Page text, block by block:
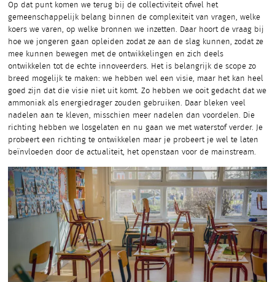
Op dat punt komen we terug bij de collectiviteit ofwel het
gemeenschappelijk belang binnen de complexiteit van vragen, welke
koers we varen, op welke bronnen we inzetten. Daar hoort de vraag bij
hoe we jongeren gaan opleiden zodat ze aan de slag kunnen, zodat ze
mee kunnen bewegen met de ontwikkelingen en zich deels
ontwikkelen tot de echte innoveerders. Het is belangrijk de scope zo
breed mogelijk te maken: we hebben wel een visie, maar het kan heel
goed zijn dat die visie niet uit komt. Zo hebben we ooit gedacht dat we
ammoniak als energiedrager zouden gebruiken. Daar bleken veel
nadelen aan te kleven, misschien meer nadelen dan voordelen. Die
richting hebben we losgelaten en nu gaan we met waterstof verder. Je
probeert een richting te ontwikkelen maar je probeert je wel te laten
beïnvloeden door de actualiteit, het openstaan voor de mainstream.